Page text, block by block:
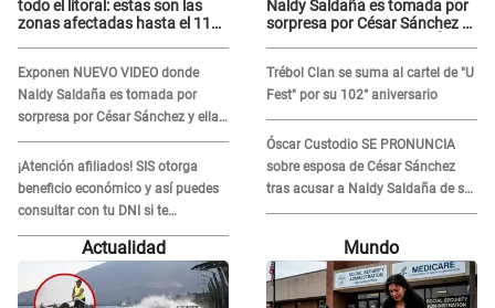
todo el litoral: estas son las
zonas afectadas hasta el 11
Exponen NUEVO VIDEO donde
Naldy Saldaña es tomada por
sorpresa por César Sánchez y ella
evidencia su REACCIÓN: Le agarró
la mano
¡Atención afiliados! SIS otorga
beneficio económico y así puedes
consultar con tu DNI si te
corresponde
Naldy Saldaña es tomada por
sorpresa por César Sánchez y
Trébol Clan se suma al cartel de "U
Fest" por su 102° aniversario
Óscar Custodio SE PRONUNCIA
sobre esposa de César Sánchez
tras acusar a Naldy Saldaña de ser
PAREJA del músico: "Lo dejo en
Actualidad Mundo